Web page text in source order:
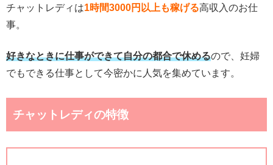
チャットレディは1時間3000円以上も稼げる高収入のお仕
事。
好きなときに仕事ができて自分の都合で休めるので、妊婦
でもできる仕事として今密かに人気を集めています。
チャットレディの特徴